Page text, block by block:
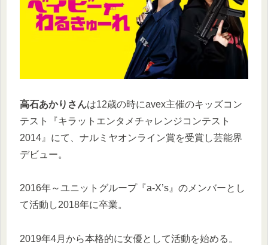
高石あかりさんは12歳の時にavex主催のキッズコン
テスト『キラットエンタメチャレンジコンテスト
2014』にて、ナルミヤオンライン賞を受賞し芸能界
デビュー。
2016年～ユニットグループ『a-X’s』のメンバーとし
て活動し2018年に卒業。
2019年4月から本格的に女優として活動を始める。